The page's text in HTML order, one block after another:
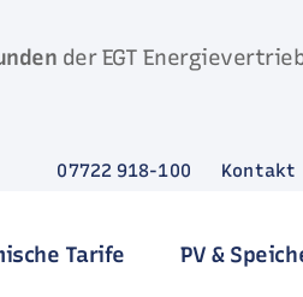
der EGT
07722 918-100 Kontakt
Tarife PV &